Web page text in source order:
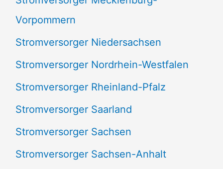
Vorpommern
Stromversorger Niedersachsen
Stromversorger Nordrhein-Westfalen
Stromversorger Rheinland-Pfalz
Stromversorger Saarland
Stromversorger Sachsen
Stromversorger Sachsen-Anhalt